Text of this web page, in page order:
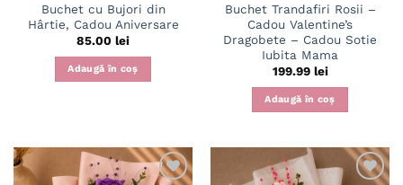
Buchet cu Bujori din
Hârtie, Cadou Aniversare
85.00 lei
Adaugă în coș
Buchet Trandafiri Rosii –
Cadou Valentine’s
Dragobete – Cadou Sotie
Iubita Mama
199.99 lei
Adaugă în coș